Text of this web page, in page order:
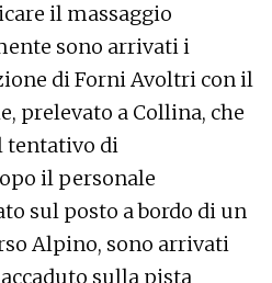
il massaggio
sono arrivati i
di Forni Avoltri con il
prelevato a Collina, che
tentativo di
il personale
sul posto a bordo di un
Alpino, sono arrivati
sulla pista